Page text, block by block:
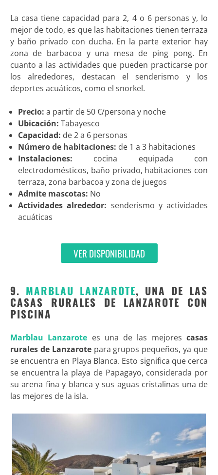
La casa tiene capacidad para 2, 4 o 6 personas y, lo
mejor de todo, es que las habitaciones tienen terraza
y baño privado con ducha. En la parte exterior hay
zona de barbacoa y una mesa de ping pong. En
cuanto a las actividades que pueden practicarse por
los alrededores, destacan el senderismo y los
deportes acuáticos, como el snorkel.
Precio: a partir de 50 €/persona y noche
Ubicación: Tabayesco
Capacidad: de 2 a 6 personas
Número de habitaciones: de 1 a 3 habitaciones
Instalaciones: cocina equipada con
electrodomésticos, baño privado, habitaciones con
terraza, zona barbacoa y zona de juegos
Admite mascotas: No
Actividades alrededor: senderismo y actividades
acuáticas
VER DISPONIBILIDAD
9. MARBLAU LANZAROTE, UNA DE LAS
CASAS RURALES DE LANZAROTE CON
PISCINA
Marblau Lanzarote es una de las mejorescasas
rurales de Lanzarotepara grupos pequeños, ya que
se encuentra en Playa Blanca. Esto significa que cerca
se encuentra la playa de Papagayo, considerada por
su arena fina y blanca y sus aguas cristalinas una de
las mejores de la isla.